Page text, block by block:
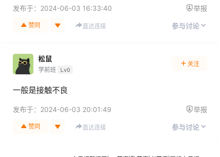
发布于： 2024-06-03 16:33:40 举报
赞同 直达连接 参与讨论
松鼠
学前班 Lv0
关注
一般是接触不良
发布于： 2024-06-03 20:01:49 举报
赞同 直达连接 参与讨论